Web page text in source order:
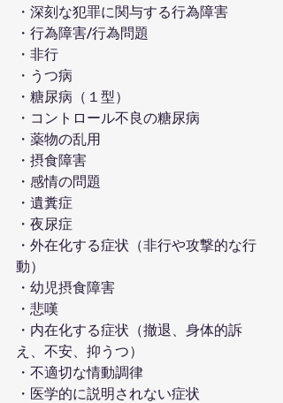
・深刻な犯罪に関与する行為障害
・行為障害/行為問題
・非行
・うつ病
・糖尿病（１型）
・コントロール不良の糖尿病
・薬物の乱用
・摂食障害
・感情の問題
・遺糞症
・夜尿症
・外在化する症状（非行や攻撃的な行
動）
・幼児摂食障害
・悲嘆
・内在化する症状（撤退、身体的訴
え、不安、抑うつ）
・不適切な情動調律
・医学的に説明されない症状